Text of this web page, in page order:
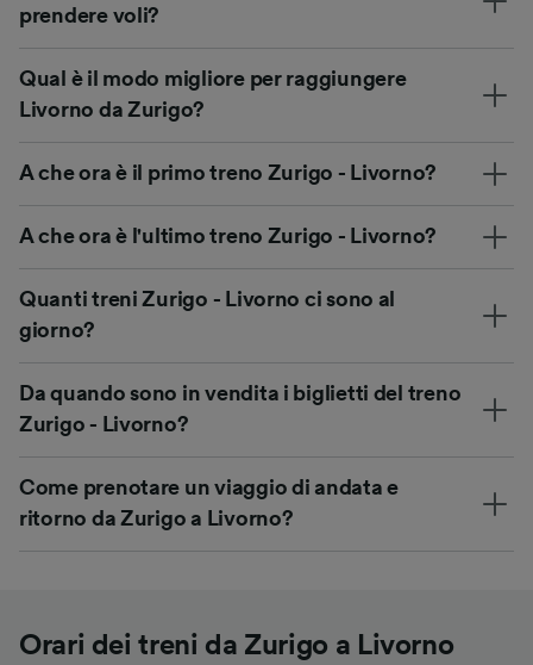
prendere voli?
Qual è il modo migliore per raggiungere
Livorno da Zurigo?
A che ora è il primo treno Zurigo - Livorno?
A che ora è l'ultimo treno Zurigo - Livorno?
Quanti treni Zurigo - Livorno ci sono al
giorno?
Da quando sono in vendita i biglietti del treno
Zurigo - Livorno?
Come prenotare un viaggio di andata e
ritorno da Zurigo a Livorno?
Orari dei treni da Zurigo a Livorno